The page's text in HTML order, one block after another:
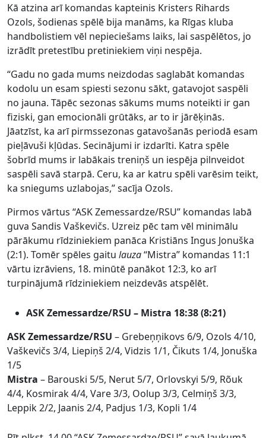
Kā atzina arī komandas kapteinis Kristers Rihards
Ozols, šodienas spēlē bija manāms, ka Rīgas kluba
handbolistiem vēl nepieciešams laiks, lai saspēlētos, jo
izrādīt pretestību pretiniekiem viņi nespēja.
“Gadu no gada mums neizdodas saglabāt komandas
kodolu un esam spiesti sezonu sākt, gatavojot saspēli
no jauna. Tāpēc sezonas sākums mums noteikti ir gan
fiziski, gan emocionāli grūtāks, ar to ir jārēķinās.
Jāatzīst, ka arī pirmssezonas gatavošanās periodā esam
pieļāvuši kļūdas. Secinājumi ir izdarīti. Katra spēle
šobrīd mums ir labākais treniņš un iespēja pilnveidot
saspēli savā starpā. Ceru, ka ar katru spēli varēsim teikt,
ka sniegums uzlabojas,” sacīja Ozols.
Pirmos vārtus “ASK Zemessardze/RSU” komandas labā
guva Sandis Vaškevičs. Uzreiz pēc tam vēl minimālu
pārākumu rīdziniekiem panāca Kristiāns Ingus Jonuška
(2:1). Tomēr spēles gaitu lauza“Mistra” komandas 11:1
vārtu izrāviens, 18. minūtē panākot 12:3, ko arī
turpinājumā rīdziniekiem neizdevās atspēlēt.
ASK Zemessardze/RSU – Mistra 18:38 (8:21)
ASK Zemessardze/RSU – Grebeņņikovs 6/9, Ozols 4/10,
Vaškevičs 3/4, Liepiņš 2/4, Vidzis 1/1, Čikuts 1/4, Jonuška
1/5
Mistra – Barouski 5/5, Nerut 5/7, Orlovskyi 5/9, Rõuk
4/4, Kosmirak 4/4, Vare 3/3, Oolup 3/3, Celmiņš 3/3,
Leppik 2/2, Jaanis 2/4, Padjus 1/3, Kopli 1/4